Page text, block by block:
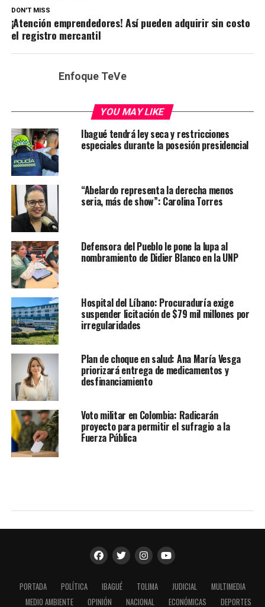
DON'T MISS
¡Atención emprendedores! Así pueden adquirir sin costo
el registro mercantil
Enfoque TeVe
YOU MAY LIKE
Ibagué tendrá ley seca y restricciones
especiales durante la posesión presidencial
“Abelardo representa la derecha menos
seria, más de show”: Carolina Torres
Defensora del Pueblo le pone la lupa al
nombramiento de Didier Blanco en la UNP
Hospital del Líbano: Procuraduría exige
suspender licitación de $79 mil millones por
irregularidades
Plan de choque en salud: Ana María Vesga
priorizará entrega de medicamentos y
desfinanciamiento
Voto militar en Colombia: Radicarán
proyecto para permitir el sufragio a la
Fuerza Pública
PORTADA POLÍTICA IBAGUÉ TOLIMA JUDICIAL
MULTIMEDIA
MEDIO AMBIENTE
OPINIÓN NACIONAL ECONÓMICAS DEPORTES